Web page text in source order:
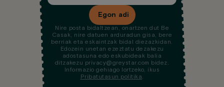
Egon adi
Nire posta bidaltzean, onartzen dut Be
Casak, nire datuen arduradun gisa, bere
berriak eta eskaintzak bidal diezazkidan.
Edozein unetan ezeztatu dezakezu
adostasuna edo eskubideak balia
ditzakezu privacy@greystar.com bidez.
Informazio gehiago lortzeko, ikus
Pribatutasun politika.